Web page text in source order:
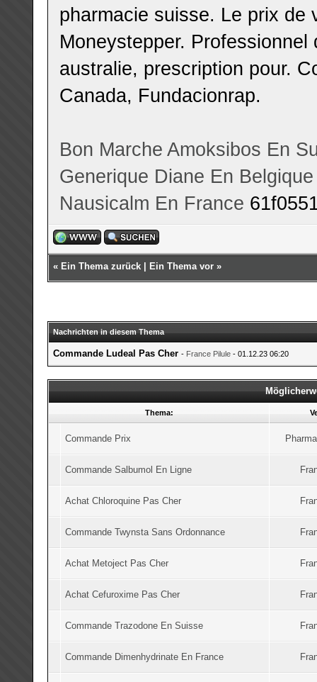
pharmacie suisse. Le prix de
Moneystepper.
australie, prescription pour.
Canada, Fundacionrap.
Bon Marche Amoksibos En
Generique Diane En Belgique
Nausicalm En France
« Ein Thema zurück Ein Thema vor »
Nachrichten in diesem Thema
Commande Ludeal Pas Cher - France Pilule - 01.12.23 06:20
Thema:
Commande Prix
Commande Salbumol En Ligne
Achat Chloroquine Pas Cher
Commande Twynsta Sans Ordonnance
Achat Metoject Pas Cher
Achat Cefuroxime Pas Cher
Commande Trazodone En Suisse
Commande Dimenhydrinate En France